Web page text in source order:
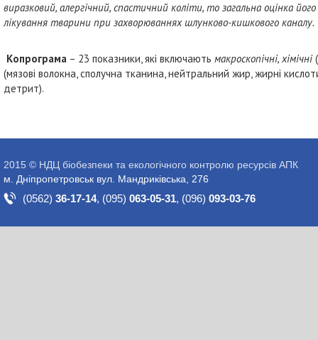
виразковий, алергічний, спастичний коліти, то загальна оцінка
лікування тварини при захворюваннях шлунково-кишкового каналу.
Копрограма – 23 показники, які включають макроскопічні, хімічні
(мязові волокна, сполучна тканина, нейтральний жир, жирні
детрит).
2015 © НДЦ біобезпеки та екологічного контролю ресурсів АПК
м. Дніпропетровськ вул. Мандриківська, 276
(0562) 36-17-14, (095) 063-05-31, (096) 093-03-76